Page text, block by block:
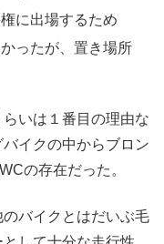
に出場するため
ったが、置き場所
いは１番目の理由な
イクの中からブロン
の存在だった。
バイクとはだいぶ毛